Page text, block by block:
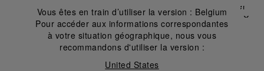
Vous êtes en train d’utiliser la version : Belgium
Pour accéder aux informations correspondantes
à votre situation géographique, nous vous
recommandons d'utiliser la version :
United States
Fermer
✕